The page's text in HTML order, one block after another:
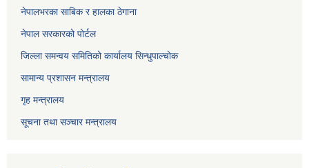
नेपालभरका साबिक र हालका ठेगाना
नेपाल सरकारको पोर्टल
जिल्ला समन्वय समितिको कार्यालय सिन्धुपाल्चोक
सामान्य प्रशासन मन्त्रालय
गृह मन्त्रालय
सूचना तथा सञ्चार मन्त्रालय